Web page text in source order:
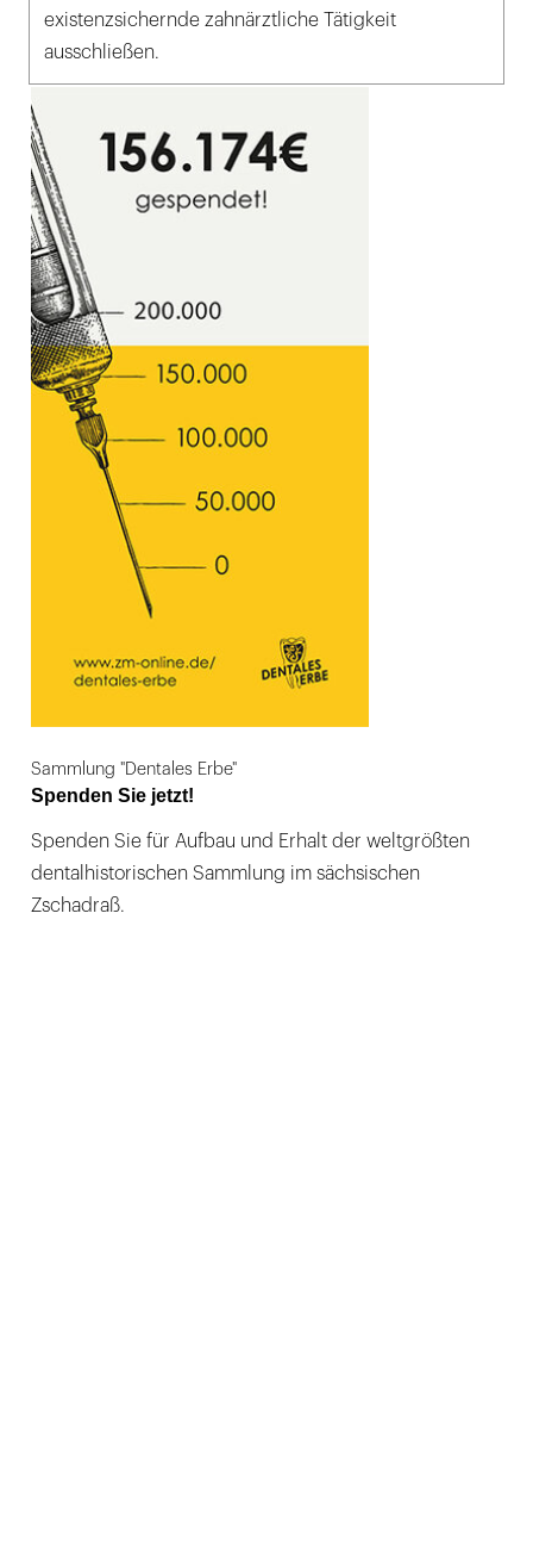
existenzsichernde zahnärztliche Tätigkeit
ausschließen.
Sammlung "Dentales Erbe"
Spenden Sie jetzt!
Spenden Sie für Aufbau und Erhalt der weltgrößten
dentalhistorischen Sammlung im sächsischen
Zschadraß.